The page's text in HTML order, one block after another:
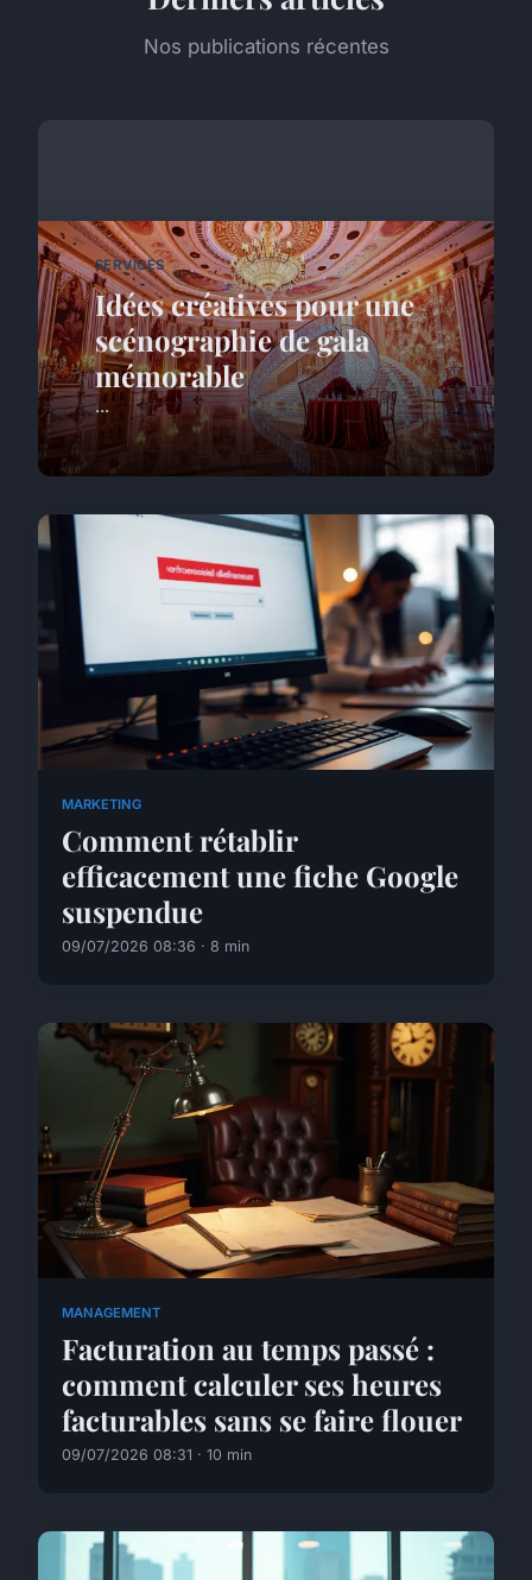
Nos publications récentes
SERVICES
Idées créatives pour une
scénographie de gala
mémorable
...
MARKETING
Comment rétablir
efficacement une fiche Google
suspendue
09/07/2026 08:36 · 8 min
MANAGEMENT
Facturation au temps passé :
comment calculer ses heures
facturables sans se faire flouer
09/07/2026 08:31 · 10 min